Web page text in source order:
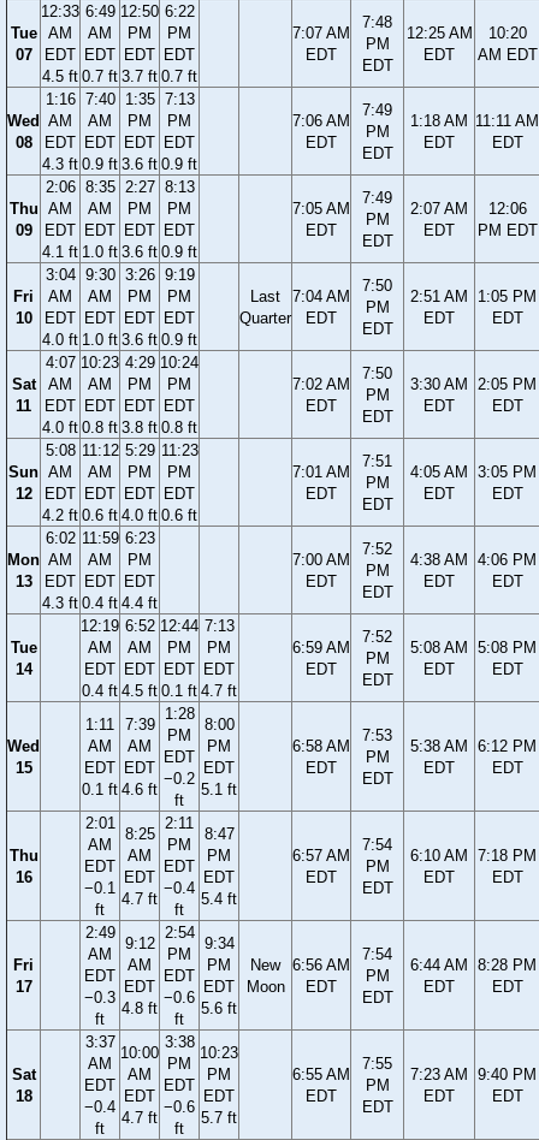
Tue
07
12:33
AM
EDT
4.5 ft
6:49
AM
EDT
0.7 ft
12:50
PM
EDT
3.7 ft
6:22
PM
EDT
0.7 ft
7:07 AM
EDT
7:48
PM
EDT
12:25 AM
EDT
10:20
AM EDT
Wed
08
1:16
AM
EDT
4.3 ft
7:40
AM
EDT
0.9 ft
1:35
PM
EDT
3.6 ft
7:13
PM
EDT
0.9 ft
7:06 AM
EDT
7:49
PM
EDT
1:18 AM
EDT
11:11 AM
EDT
Thu
09
2:06
AM
EDT
4.1 ft
8:35
AM
EDT
1.0 ft
2:27
PM
EDT
3.6 ft
8:13
PM
EDT
0.9 ft
7:05 AM
EDT
7:49
PM
EDT
2:07 AM
EDT
12:06
PM EDT
Fri
10
3:04
AM
EDT
4.0 ft
9:30
AM
EDT
1.0 ft
3:26
PM
EDT
3.6 ft
9:19
PM
EDT
0.9 ft
Last
Quarter
7:04 AM
EDT
7:50
PM
EDT
2:51 AM
EDT
1:05 PM
EDT
Sat
11
4:07
AM
EDT
4.0 ft
10:23
AM
EDT
0.8 ft
4:29
PM
EDT
3.8 ft
10:24
PM
EDT
0.8 ft
7:02 AM
EDT
7:50
PM
EDT
3:30 AM
EDT
2:05 PM
EDT
Sun
12
5:08
AM
EDT
4.2 ft
11:12
AM
EDT
0.6 ft
5:29
PM
EDT
4.0 ft
11:23
PM
EDT
0.6 ft
7:01 AM
EDT
7:51
PM
EDT
4:05 AM
EDT
3:05 PM
EDT
Mon
13
6:02
AM
EDT
4.3 ft
11:59
AM
EDT
0.4 ft
6:23
PM
EDT
4.4 ft
7:00 AM
EDT
7:52
PM
EDT
4:38 AM
EDT
4:06 PM
EDT
Tue
14
12:19
AM
EDT
0.4 ft
6:52
AM
EDT
4.5 ft
12:44
PM
EDT
0.1 ft
7:13
PM
EDT
4.7 ft
6:59 AM
EDT
7:52
PM
EDT
5:08 AM
EDT
5:08 PM
EDT
Wed
15
1:11
AM
EDT
0.1 ft
7:39
AM
EDT
4.6 ft
1:28
PM
EDT
−0.2
ft
8:00
PM
EDT
5.1 ft
6:58 AM
EDT
7:53
PM
EDT
5:38 AM
EDT
6:12 PM
EDT
Thu
16
2:01
AM
EDT
−0.1
ft
8:25
AM
EDT
4.7 ft
2:11
PM
EDT
−0.4
ft
8:47
PM
EDT
5.4 ft
6:57 AM
EDT
7:54
PM
EDT
6:10 AM
EDT
7:18 PM
EDT
Fri
17
2:49
AM
EDT
−0.3
ft
9:12
AM
EDT
4.8 ft
2:54
PM
EDT
−0.6
ft
9:34
PM
EDT
5.6 ft
New
Moon
6:56 AM
EDT
7:54
PM
EDT
6:44 AM
EDT
8:28 PM
EDT
Sat
18
3:37
AM
EDT
−0.4
ft
10:00
AM
EDT
4.7 ft
3:38
PM
EDT
−0.6
ft
10:23
PM
EDT
5.7 ft
6:55 AM
EDT
7:55
PM
EDT
7:23 AM
EDT
9:40 PM
EDT